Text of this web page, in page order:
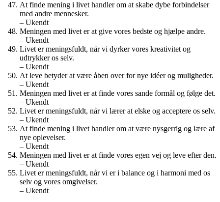
At finde mening i livet handler om at skabe dybe forbindelser
med andre mennesker.
– Ukendt
Meningen med livet er at give vores bedste og hjælpe andre.
– Ukendt
Livet er meningsfuldt, når vi dyrker vores kreativitet og
udtrykker os selv.
– Ukendt
At leve betyder at være åben over for nye idéer og muligheder.
– Ukendt
Meningen med livet er at finde vores sande formål og følge det.
– Ukendt
Livet er meningsfuldt, når vi lærer at elske og acceptere os selv.
– Ukendt
At finde mening i livet handler om at være nysgerrig og lære af
nye oplevelser.
– Ukendt
Meningen med livet er at finde vores egen vej og leve efter den.
– Ukendt
Livet er meningsfuldt, når vi er i balance og i harmoni med os
selv og vores omgivelser.
– Ukendt